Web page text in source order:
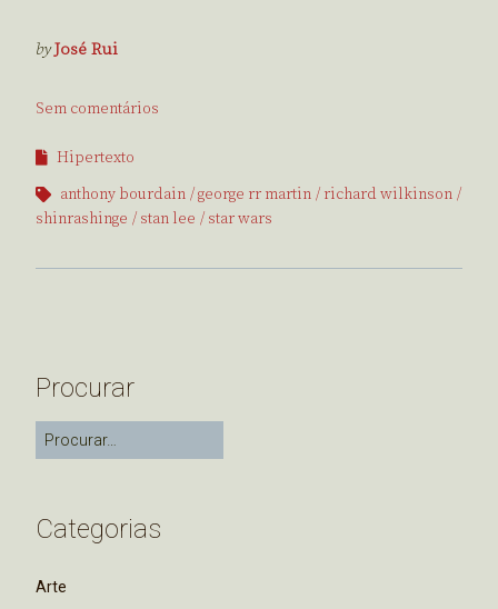
byJosé Rui
Sem comentários
Hipertexto
anthony bourdain
george rr martin
richard wilkinson
shinrashinge
stan lee star wars
Procurar
Categorias
Arte